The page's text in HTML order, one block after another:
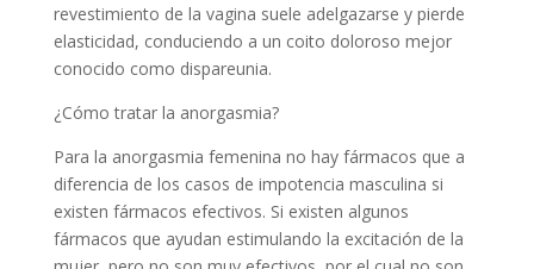
revestimiento de la vagina suele adelgazarse y pierde
elasticidad, conduciendo a un coito doloroso mejor
conocido como dispareunia.
¿Cómo tratar la anorgasmia?
Para la anorgasmia femenina no hay fármacos que a
diferencia de los casos de impotencia masculina si
existen fármacos efectivos. Si existen algunos
fármacos que ayudan estimulando la excitación de la